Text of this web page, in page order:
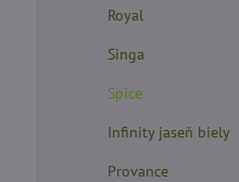
Royal
Singa
Spice
Infinity jaseň biely
Provance